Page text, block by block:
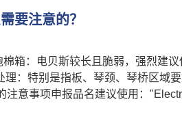
要注意的？
箱：电贝斯较长且脆弱，强烈建
：特别是指板、琴颈、琴桥区域
意事项申报品名建议使用：